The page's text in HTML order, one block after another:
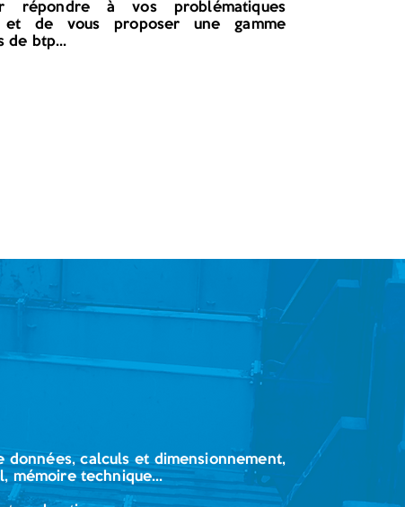
répondre à vos problématiques
et de vous proposer une gamme
de btp...
données, calculs et dimensionnement,
mémoire technique...